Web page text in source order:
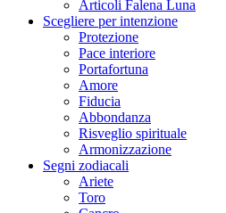
Articoli Falena Luna
Scegliere per intenzione
Protezione
Pace interiore
Portafortuna
Amore
Fiducia
Abbondanza
Risveglio spirituale
Armonizzazione
Segni zodiacali
Ariete
Toro